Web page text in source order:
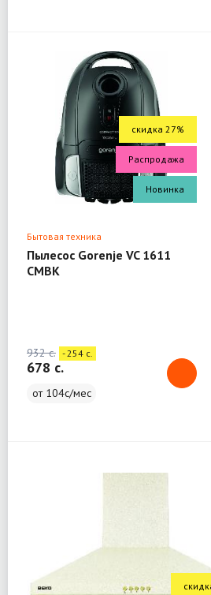
скидка 27%
Распродажа
Новинка
Бытовая техника
Пылесос Gorenje VC 1611
CMBK
932 c. - 254 c.
678 c.
от 104с/мес